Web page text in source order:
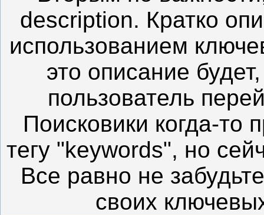
description. Кратко
использованием
это описание
пользователь
Поисковики когда-то
тегу "keywords", но
Все равно не
своих